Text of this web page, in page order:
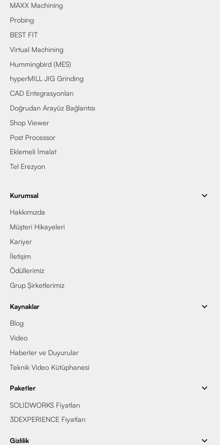
MAXX Machining
Probing
BEST FIT
Virtual Machining
Hummingbird (MES)
hyperMILL JIG Grinding
CAD Entegrasyonları
Doğrudan Arayüz Bağlantısı
Shop Viewer
Post Processor
Eklemeli İmalat
Tel Erezyon
Kurumsal
Hakkımızda
Müşteri Hikayeleri
Kariyer
İletişim
Ödüllerimiz
Grup Şirketlerimiz
Kaynaklar
Blog
Video
Haberler ve Duyurular
Teknik Video Kütüphanesi
Paketler
SOLIDWORKS Fiyatları
3DEXPERIENCE Fiyatları
Gizlilik